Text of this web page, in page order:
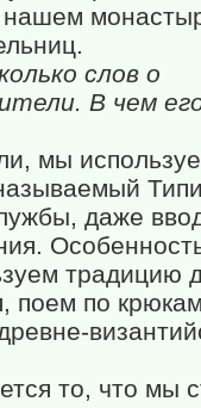
нашем
слов о
В чем
мы
даже
традицию
поем по
то, что мы